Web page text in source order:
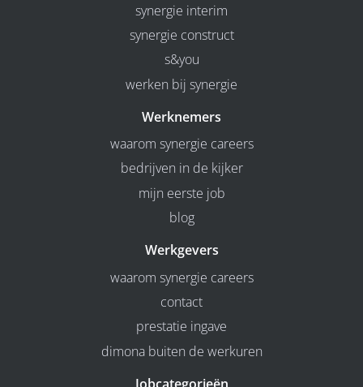
synergie interim
synergie construct
s&you
werken bij synergie
Werknemers
waarom synergie careers
bedrijven in de kijker
mijn eerste job
blog
Werkgevers
waarom synergie careers
contact
prestatie ingave
dimona buiten de werkuren